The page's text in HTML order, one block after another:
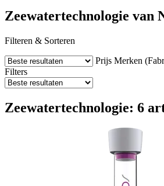
Zeewatertechnologie van
Filteren & Sorteren
Prijs Merken
Filters
Zeewatertechnologie: 6